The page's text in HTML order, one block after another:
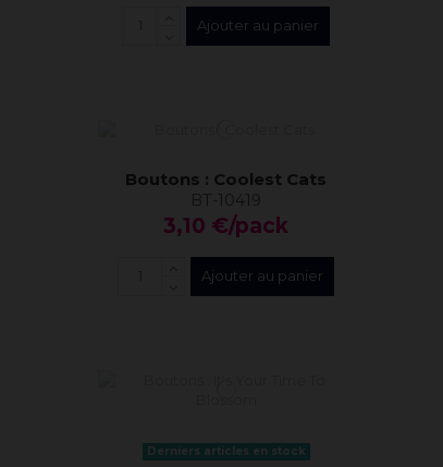
Ajouter au panier
Boutons : Coolest Cats
BT-10419
3,10 €/pack
Ajouter au panier
Derniers articles en stock